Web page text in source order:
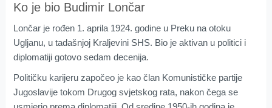
Ko je bio Budimir Lončar
Lončar je rođen 1. aprila 1924. godine u Preku na otoku
Ugljanu, u tadašnjoj Kraljevini SHS. Bio je aktivan u politici i
diplomatiji gotovo sedam decenija.
Političku karijeru započeo je kao član Komunističke partije
Jugoslavije tokom Drugog svjetskog rata, nakon čega se